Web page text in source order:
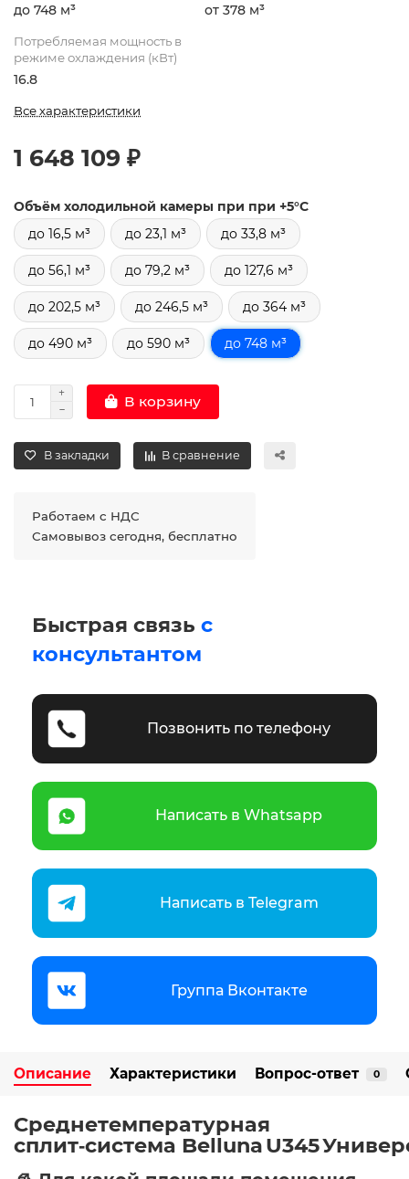
до 748 м³ от 378 м³
Потребляемая мощность в
режиме охлаждения (кВт)
16.8
Все характеристики
1 648 109 ₽
Объём холодильной камеры при при +5°С
до 16,5 м³
до 23,1 м³ до 33,8 м³
до 56,1 м³ до 79,2 м³ до 127,6 м³
до 202,5 м³ до 246,5 м³ до 364 м³
до 490 м³ до 590 м³ до 748 м³
В корзину
В закладки В сравнение
Работаем с НДС
Самовывоз сегодня, бесплатно
Быстрая связь с
консультантом
Позвонить по телефону
Написать в Whatsapp
Написать в Telegram
Группа Вконтакте
Описание Характеристики Вопрос-ответ 0
Среднетемпературная
сплит‑система Belluna U345